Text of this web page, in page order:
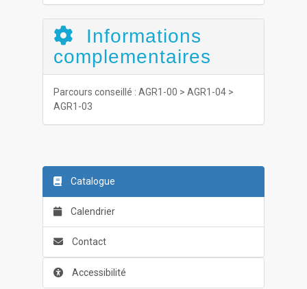
Informations
complementaires
Parcours conseillé : AGR1-00 > AGR1-04 >
AGR1-03
Catalogue
Calendrier
Contact
Accessibilité